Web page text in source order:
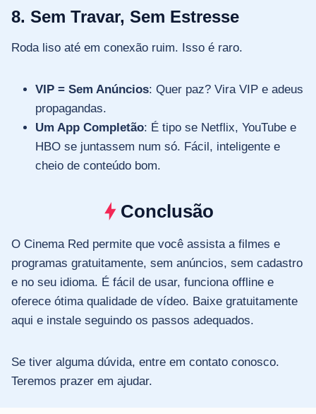
8. Sem Travar, Sem Estresse
Roda liso até em conexão ruim. Isso é raro.
VIP = Sem Anúncios: Quer paz? Vira VIP e adeus
propagandas.
Um App Completão: É tipo se Netflix, YouTube e
HBO se juntassem num só. Fácil, inteligente e
cheio de conteúdo bom.
Conclusão
O Cinema Red permite que você assista a filmes e
programas gratuitamente, sem anúncios, sem cadastro
e no seu idioma. É fácil de usar, funciona offline e
oferece ótima qualidade de vídeo. Baixe gratuitamente
aqui e instale seguindo os passos adequados.
Se tiver alguma dúvida, entre em contato conosco.
Teremos prazer em ajudar.